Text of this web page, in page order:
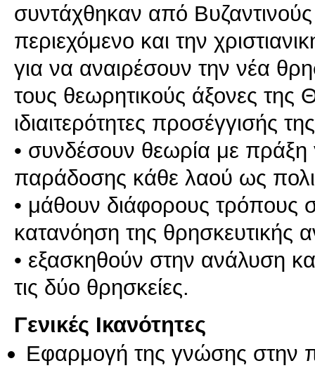
συντάχθηκαν από
περιεχόμενο και την
για να αναιρέσουν την νέα
τους θεωρητικούς άξονες της
ιδιαιτερότητες προσέγγισής
• συνδέσουν θεωρία με πράξη
παράδοσης κάθε λαού ως
• μάθουν διάφορους τρόπους
κατανόηση της θρησκευτικής
• εξασκηθούν στην ανάλυση
Γενικές Ικανότητες
Εφαρμογή της γνώσης στην